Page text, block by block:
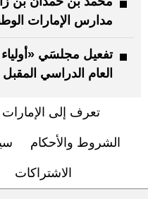
مدارس الإمارات
تفعيل مجلسَي «أولياء
العام الدراسي المقبل
تعرف إلى الإمارات
الشروط والأحكام
الاشتراكات